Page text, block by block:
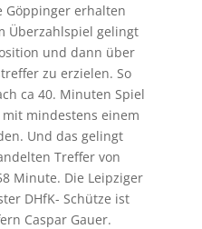
Göppinger erhalten
Überzahlspiel gelingt
und dann über
zu erzielen. So
ca 40. Minuten Spiel
mindestens einem
Und das gelingt
Treffer von
Minute. Die Leipziger
DHfK- Schütze ist
Caspar Gauer.